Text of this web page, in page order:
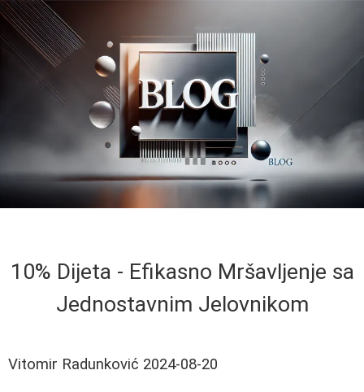
10% Dijeta - Efikasno Mršavljenje sa
Jednostavnim Jelovnikom
Vitomir Radunković 2024-08-20